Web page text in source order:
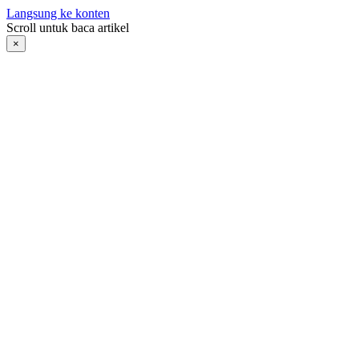
Langsung ke konten
Scroll untuk baca artikel
×